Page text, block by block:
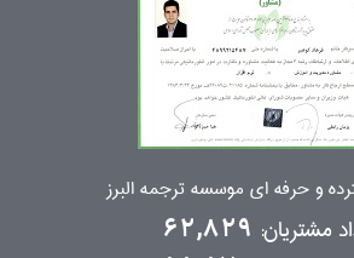
و حرفه ای موسسه ترجمه البرز
مشتریان: 62,829